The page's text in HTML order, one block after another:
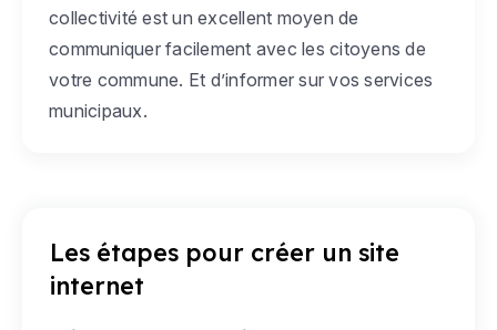
collectivité est un excellent moyen de
communiquer facilement avec les citoyens de
votre commune. Et d’informer sur vos services
municipaux.
Les étapes pour créer un site
internet